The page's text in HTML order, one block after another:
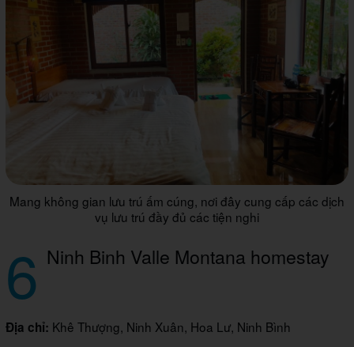
Mang không gian lưu trú ấm cúng, nơi đây cung cấp các dịch
vụ lưu trú đầy đủ các tiện nghi
6 Ninh Binh Valle Montana homestay
Địa chỉ: Khê Thượng, Ninh Xuân, Hoa Lư, Ninh Bình